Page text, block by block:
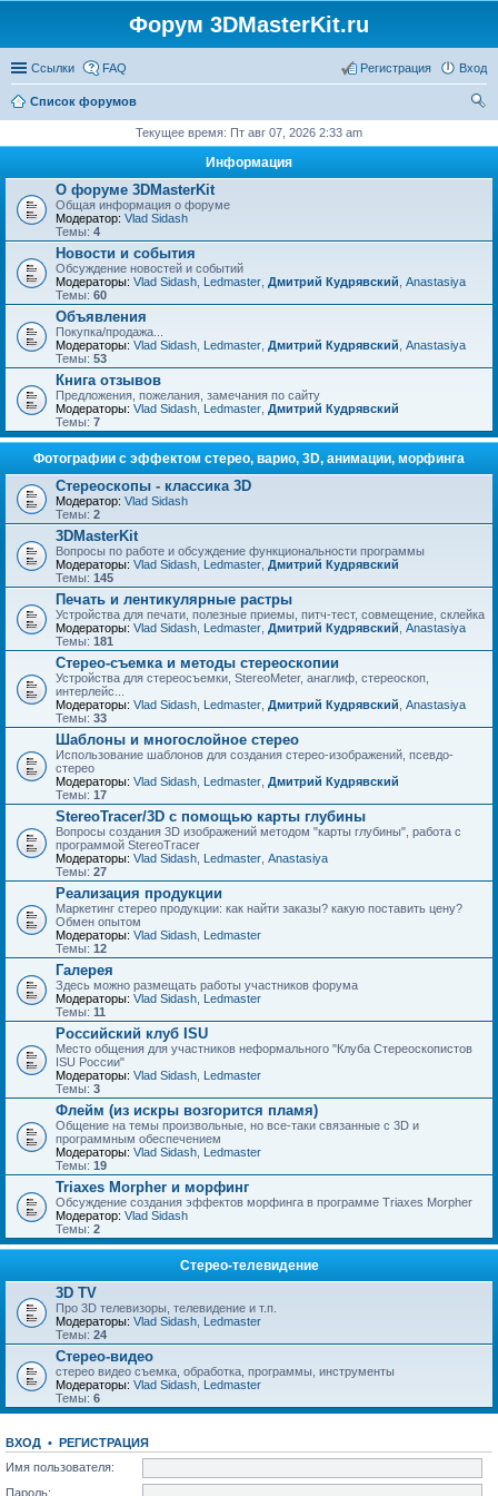
Форум 3DMasterKit.ru
Ссылки FAQ Вход
Регистрация
Список форумов
Текущее время: Пт авг 07, 2026 2:33 am
Информация
О форуме 3DMasterKit
Общая информация о форуме
Модератор: Vlad Sidash
Темы: 4
Новости и события
Обсуждение новостей и событий
Модераторы: Vlad Sidash Ledmaster Дмитрий Кудрявский Anastasiya
Темы: 60
Объявления
Покупка/продажа...
Модераторы: Vlad Sidash Ledmaster Дмитрий Кудрявский Anastasiya
Темы: 53
Книга отзывов
Предложения, пожелания, замечания по сайту
Модераторы: Vlad Sidash Ledmaster Дмитрий Кудрявский
Темы: 7
Фотографии с эффектом стерео, варио, 3D, анимации, морфинга
Стереоскопы - классика 3D
Модератор: Vlad Sidash
Темы: 2
3DMasterKit
Вопросы по работе и обсуждение функциональности программы
Модераторы: Vlad Sidash Ledmaster Дмитрий Кудрявский
Темы: 145
Печать и лентикулярные растры
Устройства для печати, полезные приемы, питч-тест, совмещение, склейка
Модераторы: Vlad Sidash Ledmaster Дмитрий Кудрявский Anastasiya
Темы: 181
Стерео-съемка и методы стереоскопии
Устройства для стереосъемки, StereoMeter, анаглиф, стереоскоп,
интерлейс...
Модераторы: Vlad Sidash Ledmaster Дмитрий Кудрявский Anastasiya
Темы: 33
Шаблоны и многослойное стерео
Использование шаблонов для создания стерео-изображений, псевдо-
стерео
Модераторы: Vlad Sidash Ledmaster Дмитрий Кудрявский
Темы: 17
StereoTracer/3D с помощью карты глубины
Вопросы создания 3D изображений методом "карты глубины", работа с
программой StereoTracer
Модераторы: Vlad Sidash Ledmaster Anastasiya
Темы: 27
Реализация продукции
Маркетинг стерео продукции: как найти заказы? какую поставить цену?
Обмен опытом
Модераторы: Vlad Sidash Ledmaster
Темы: 12
Галерея
Здесь можно размещать работы участников форума
Модераторы: Vlad Sidash Ledmaster
Темы: 11
Российский клуб ISU
Место общения для участников неформального "Клуба Стереоскопистов
ISU России"
Модераторы: Vlad Sidash Ledmaster
Темы: 3
Флейм (из искры возгорится пламя)
Общение на темы произвольные, но все-таки связанные с 3D и
программным обеспечением
Модераторы: Vlad Sidash Ledmaster
Темы: 19
Triaxes Morpher и морфинг
Обсуждение создания эффектов морфинга в программе Triaxes Morpher
Модератор: Vlad Sidash
Темы: 2
Стерео-телевидение
3D TV
Про 3D телевизоры, телевидение и т.п.
Модераторы: Vlad Sidash Ledmaster
Темы: 24
Стерео-видео
стерео видео съемка, обработка, программы, инструменты
Модераторы: Vlad Sidash Ledmaster
Темы: 6
ВХОД • РЕГИСТРАЦИЯ
Имя пользователя:
Пароль: